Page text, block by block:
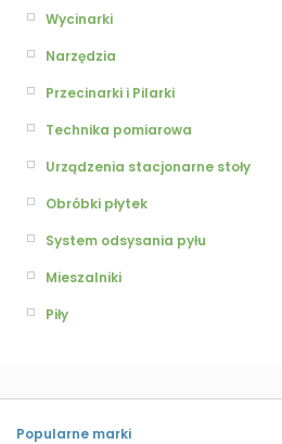
Wycinarki
Narzędzia
Przecinarki i Pilarki
Technika pomiarowa
Urządzenia stacjonarne stoły
Obróbki płytek
System odsysania pyłu
Mieszalniki
Piły
Popularne marki